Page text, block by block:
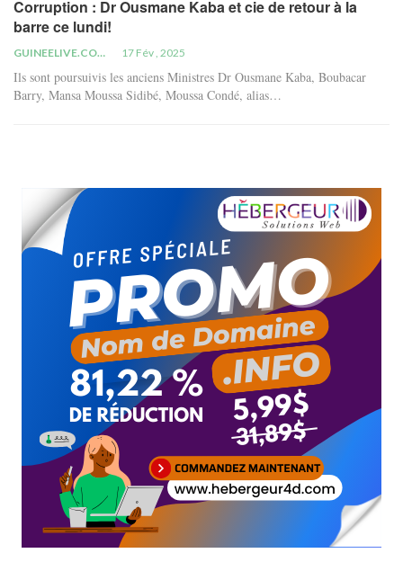
Corruption : Dr Ousmane Kaba et cie de retour à la
barre ce lundi!
GUINEELIVE.COM 17 Fév , 2025
Ils sont poursuivis les anciens Ministres Dr Ousmane Kaba, Boubacar
Barry, Mansa Moussa Sidibé, Moussa Condé, alias…